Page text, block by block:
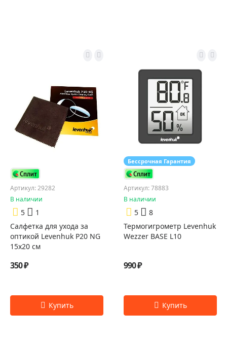
Артикул: 29282
В наличии
5
1
Салфетка для ухода за
оптикой Levenhuk P20 NG
15x20 см
350 ₽
Бессрочная Гарантия
Артикул: 78883
В наличии
5
8
Термогигрометр Levenhuk
Wezzer BASE L10
990 ₽